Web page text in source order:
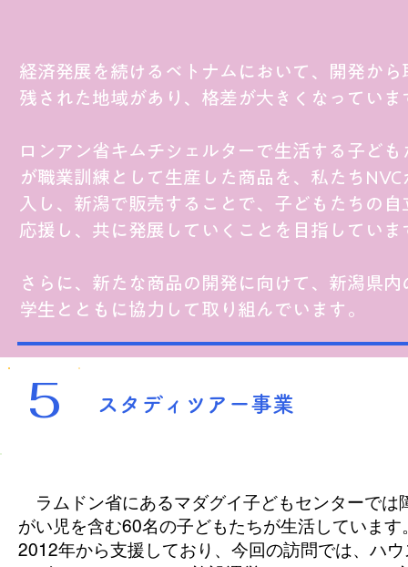
経済発展を続けるベトナムにおいて、開発から
残された地域があり、格差が大きくなっていま
ロンアン省キムチシェルターで生活する子ども
が職業訓練として生産した商品を、私たちNVC
入し、新潟で販売することで、子どもたちの自
応援し、共に発展していくことを目指していま
さらに、新たな商品の開発に向けて、新潟県内
学生とともに協力して取り組んでいます。
5 スタディツアー事業
ラムドン省にあるマダグイ子どもセンターでは
がい児を含む60名の子どもたちが生活しています
2012年から支援しており、今回の訪問では、ハウ